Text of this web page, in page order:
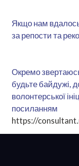
Якщо нам
за репости та
Окремо
будьте байдужі,
волонтерської
посиланням
https://